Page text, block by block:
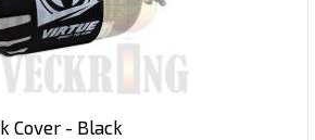
Cover - Black